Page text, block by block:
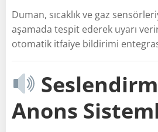
Duman, sıcaklık ve gaz
aşamada tespit ederek uyarı
otomatik itfaiye bildirimi
Anons